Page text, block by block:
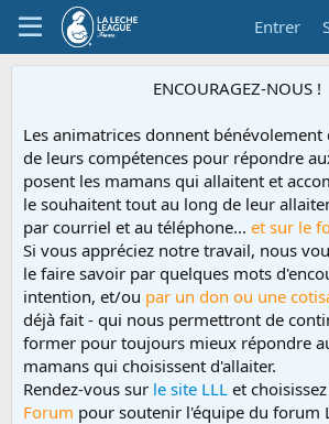
Entrer
ENCOURAGEZ-NOUS !
Les animatrices donnent
de leurs compétences pour répondre
posent les mamans qui allaitent et
le souhaitent tout au long de leur
par courriel et au téléphone... et sur le
Si vous appréciez notre travail, nous
le faire savoir par quelques mots
intention, et/ou par un don ou une
déjà fait - qui nous permettront de
former pour toujours mieux répondre
mamans qui choisissent d'allaiter.
Rendez-vous sur le site LLL et
Forum pour soutenir l'équipe du forum